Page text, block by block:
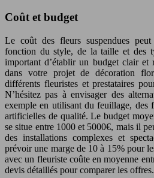
Coût et budget
Le coût des fleurs suspendues
fonction du style, de la taille et des
important d’établir un budget clair et
dans votre projet de décoration
différents fleuristes et prestataires
N’hésitez pas à envisager des
exemple en utilisant du feuillage, des
artificielles de qualité. Le budget
se situe entre 1000 et 5000€, mais il
des installations complexes et
prévoir une marge de 10 à 15% pour
avec un fleuriste coûte en moyenne
devis détaillés pour comparer les offres.